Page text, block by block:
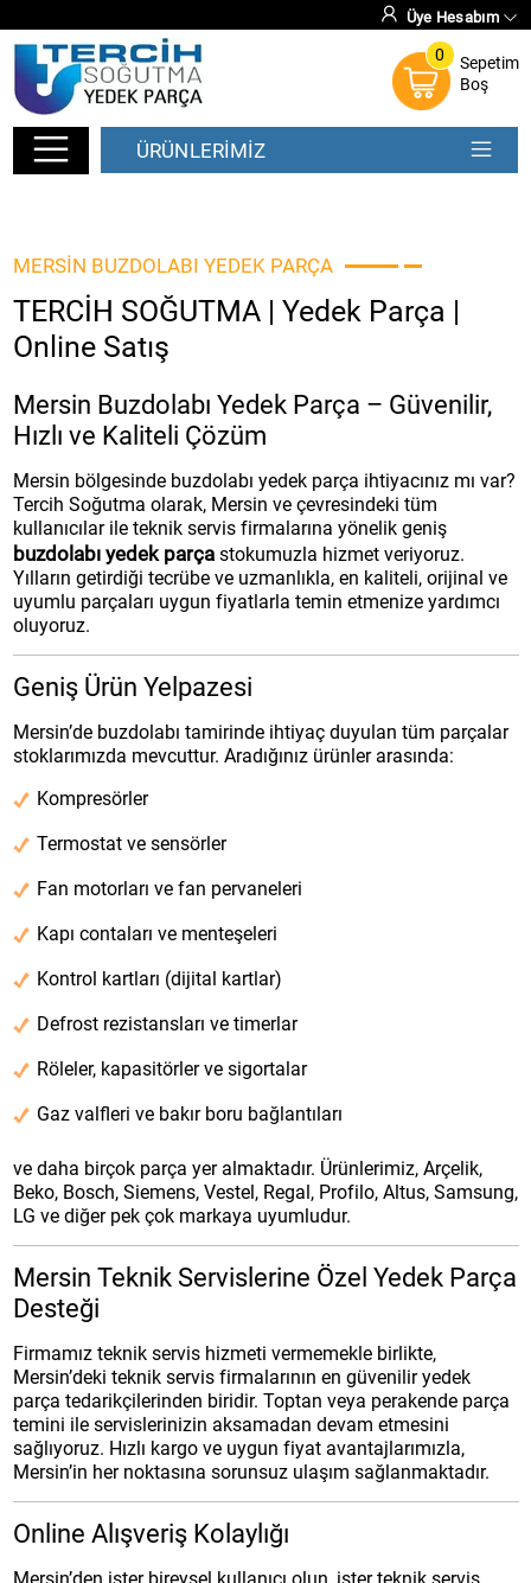
Üye Hesabım
Sepetim
0
Boş
ÜRÜNLERİMİZ
MERSIN BUZDOLABI YEDEK PARÇA
TERCİH SOĞUTMA | Yedek Parça |
Online Satış
Mersin Buzdolabı Yedek Parça – Güvenilir,
Hızlı ve Kaliteli Çözüm
Mersin bölgesinde buzdolabı yedek parça ihtiyacınız mı var?
Tercih Soğutma olarak, Mersin ve çevresindeki tüm
kullanıcılar ile teknik servis firmalarına yönelik geniş
buzdolabı yedek parçastokumuzla hizmet veriyoruz.
Yılların getirdiği tecrübe ve uzmanlıkla, en kaliteli, orijinal ve
uyumlu parçaları uygun fiyatlarla temin etmenize yardımcı
oluyoruz.
Geniş Ürün Yelpazesi
Mersin’de buzdolabı tamirinde ihtiyaç duyulan tüm parçalar
stoklarımızda mevcuttur. Aradığınız ürünler arasında:
Kompresörler
Termostat ve sensörler
Fan motorları ve fan pervaneleri
Kapı contaları ve menteşeleri
Kontrol kartları (dijital kartlar)
Defrost rezistansları ve timerlar
Röleler, kapasitörler ve sigortalar
Gaz valfleri ve bakır boru bağlantıları
ve daha birçok parça yer almaktadır. Ürünlerimiz, Arçelik,
Beko, Bosch, Siemens, Vestel, Regal, Profilo, Altus, Samsung,
LG ve diğer pek çok markaya uyumludur.
Mersin Teknik Servislerine Özel Yedek Parça
Desteği
Firmamız teknik servis hizmeti vermemekle birlikte,
Mersin’deki teknik servis firmalarının en güvenilir yedek
parça tedarikçilerinden biridir. Toptan veya perakende parça
temini ile servislerinizin aksamadan devam etmesini
sağlıyoruz. Hızlı kargo ve uygun fiyat avantajlarımızla,
Mersin’in her noktasına sorunsuz ulaşım sağlanmaktadır.
Online Alışveriş Kolaylığı